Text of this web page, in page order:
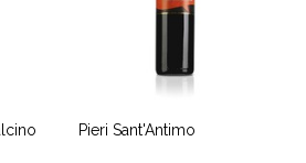
Pieri Sant'Antimo